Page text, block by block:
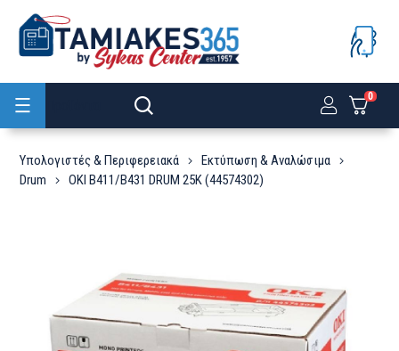
0
Υπολογιστές & Περιφερειακά
Εκτύπωση & Αναλώσιμα
Drum
OKI B411/B431 DRUM 25K (44574302)